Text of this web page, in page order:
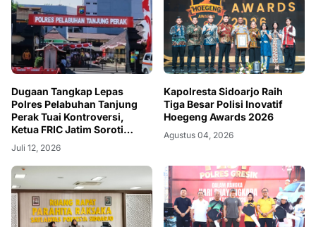
Dugaan Tangkap Lepas
Polres Pelabuhan Tanjung
Perak Tuai Kontroversi,
Ketua FRIC Jatim Soroti
Pemberian Hak Jawab
kepada Media Lain
Juli 12, 2026
Kapolresta Sidoarjo Raih
Tiga Besar Polisi Inovatif
Hoegeng Awards 2026
Agustus 04, 2026